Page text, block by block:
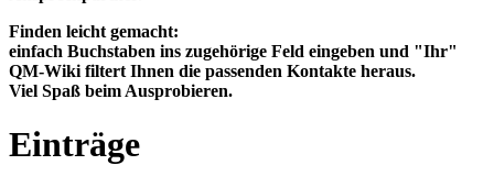
Finden leicht gemacht:
einfach Buchstaben ins zugehörige Feld eingeben und "Ihr"
QM-Wiki filtert Ihnen die passenden Kontakte heraus.
Viel Spaß beim Ausprobieren.
Einträge